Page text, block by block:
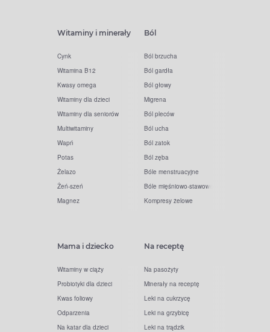
Witaminy i minerały
Cynk
Witamina B12
Kwasy omega
Witaminy dla dzieci
Witaminy dla seniorów
Multiwitaminy
Wapń
Potas
Żelazo
Żeń-szeń
Magnez
Ból
Ból brzucha
Ból gardła
Ból głowy
Migrena
Ból pleców
Ból ucha
Ból zatok
Ból zęba
Bóle menstruacyjne
Bóle mięśniowo-stawowe
Kompresy żelowe
Mama i dziecko
Witaminy w ciąży
Probiotyki dla dzieci
Kwas foliowy
Odparzenia
Na katar dla dzieci
Na receptę
Na pasożyty
Minerały na receptę
Leki na cukrzycę
Leki na grzybicę
Leki na trądzik